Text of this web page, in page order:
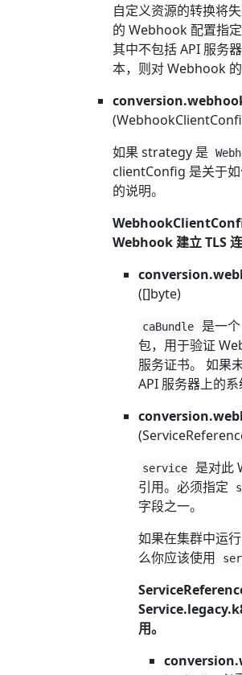
自定义资源的转换将
的 Webhook 配置指
其中不包括 API 服务
本，则对 Webhook 的
如果 strategy 是
clientConfig 是关于
的说明。
Webhook 建立 TLS 连
([]byte)
caBundle
是一
包，用于验证
服务证书。 如果
API 服务器上的系
service
是对此
引用。必须指定
字段之一。
如果在集群中运
么你应该使用
用。